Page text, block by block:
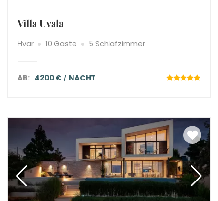
Villa Uvala
Hvar 10 Gäste 5 Schlafzimmer
AB: 4200 € NACHT